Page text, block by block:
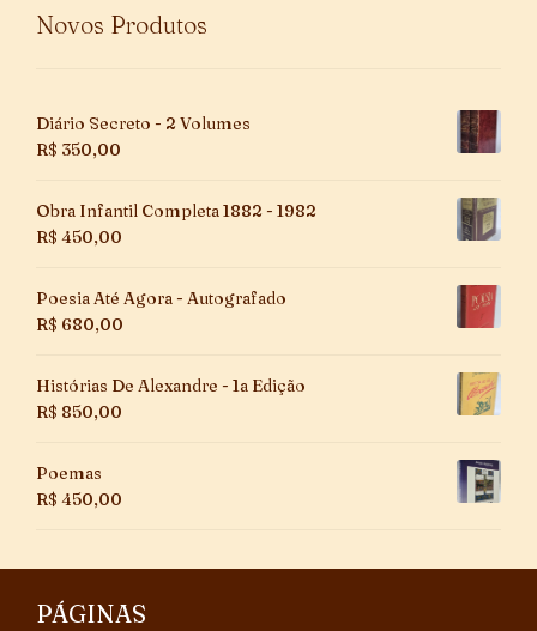
Novos Produtos
Diário Secreto - 2 Volumes
R$ 350,00
Obra Infantil Completa 1882 - 1982
R$ 450,00
Poesia Até Agora - Autografado
R$ 680,00
Histórias De Alexandre - 1a Edição
R$ 850,00
Poemas
R$ 450,00
PÁGINAS